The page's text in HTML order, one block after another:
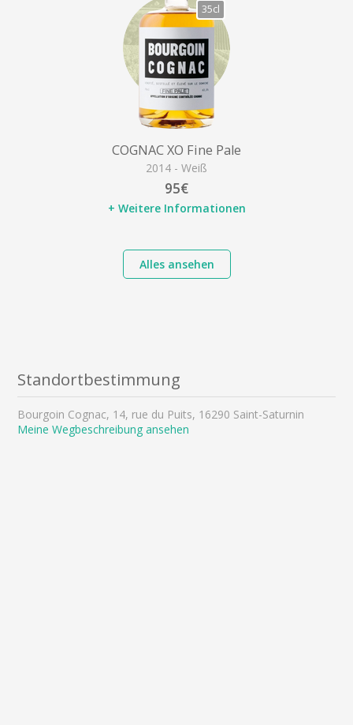
35cl
COGNAC XO Fine Pale
2014 - Weiß
95€
+ Weitere Informationen
Alles ansehen
Standortbestimmung
Bourgoin Cognac, 14, rue du Puits, 16290 Saint-Saturnin
Meine Wegbeschreibung ansehen